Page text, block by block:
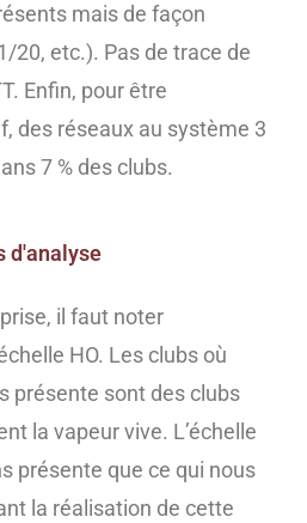
mais de façon
20, etc.). Pas de trace de
Enfin, pour être
des réseaux au système 3
7 % des clubs.
d'analyse
il faut noter
HO. Les clubs où
présente sont des clubs
la vapeur vive. L’échelle
présente que ce qui nous
la réalisation de cette